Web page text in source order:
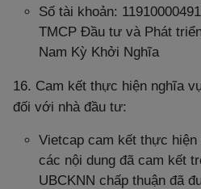
Số tài khoản:
TMCP Đầu tư và Phát
Nam Kỳ Khởi Nghĩa
16. Cam kết thực hiện nghĩa
đối với nhà đầu tư:
Vietcap cam kết thực
các nội dung đã cam kết
UBCKNN chấp thuận đã